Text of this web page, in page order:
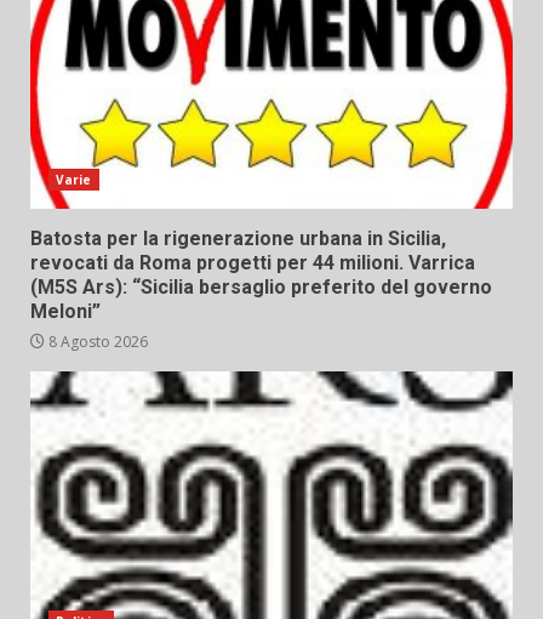
Varie
Batosta per la rigenerazione urbana in Sicilia,
revocati da Roma progetti per 44 milioni. Varrica
(M5S Ars): “Sicilia bersaglio preferito del governo
Meloni”
8 Agosto 2026